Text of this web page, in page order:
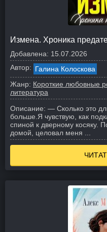
Измена. Хроника
Добавлена: 15.07.2026
Автор: Галина Колоскова
Жанр: Короткие любовные
литература
Описание: — Сколько это
больше. Я чувствую, как
спиной к дверному косяку.
домой, целовал меня ...